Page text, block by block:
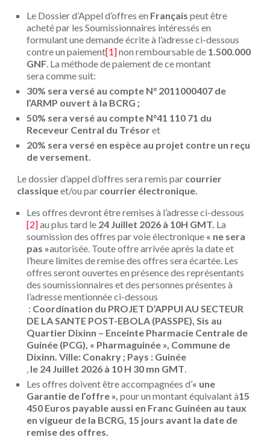
Le Dossier d’Appel d’offres en Français peut être
acheté par les Soumissionnaires intéressés en
formulant une demande écrite à l’adresse ci-dessous
contre un paiement[1]non remboursable de 1.500.000
GNF. La méthode de paiement de ce montant
sera comme suit:
30% sera versé au compte N° 2011000407 de
l’ARMP ouvert à la BCRG ;
50% sera versé au compte N°41 110 71 du
Receveur Central du Trésoret
20% sera versé en espèce au projet contre un reçu
de versement.
Le dossier d’appel d’offres sera remis par courrier
classiqueet/ou par courrier électronique.
Les offres devront être remises à l’adresse ci-dessous
[2]au plus tard le 24 Juillet 2026 à 10H GMT. La
soumission des offres par voie électronique « ne sera
pas »autorisée. Toute offre arrivée après la date et
l’heure limites de remise des offres sera écartée. Les
offres seront ouvertes en présence des représentants
des soumissionnaires et des personnes présentes à
l’adresse mentionnée ci-dessous
: Coordination du PROJET D’APPUI AU SECTEUR
DE LA SANTE POST-EBOLA (PASSPE), Sis au
Quartier Dixinn – Enceinte Pharmacie Centrale de
Guinée (PCG), « Pharmaguinée », Commune de
Dixinn. Ville: Conakry ; Pays : Guinée
, le 24 Juillet 2026 à 10 H 30 mn GMT.
Les offres doivent être accompagnées d’« une
Garantie de l’offre », pour un montant équivalant à15
450 Euros payable aussi en Franc Guinéen au taux
en vigueur de la BCRG, 15 jours avant la date de
remise des offres.